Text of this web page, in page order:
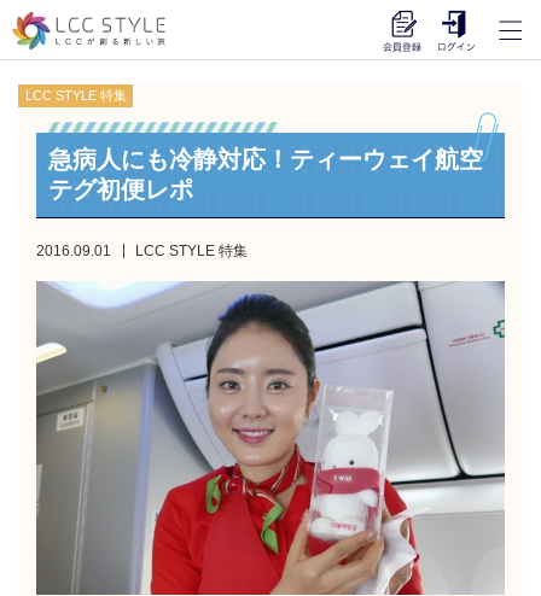
LCC STYLE 特集
急病人にも冷静対応！ティーウェイ航空
テグ初便レポ
2016.09.01 LCC STYLE 特集